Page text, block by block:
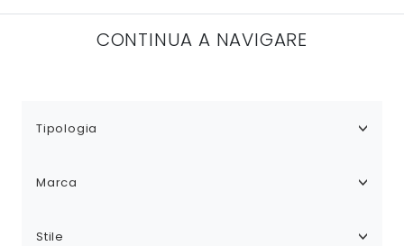
CONTINUA A NAVIGARE
Tipologia
Marca
Stile